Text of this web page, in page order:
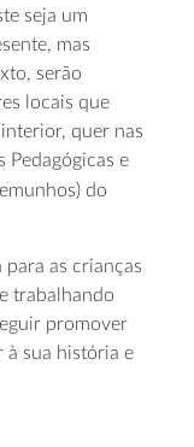
seja um
mas
serão
locais que
quer nas
Pedagógicas e
do
para as crianças
trabalhando
promover
à sua história e